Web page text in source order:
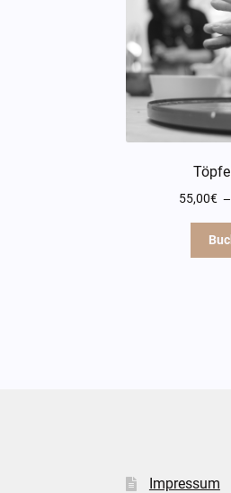
55,00€
Impressum